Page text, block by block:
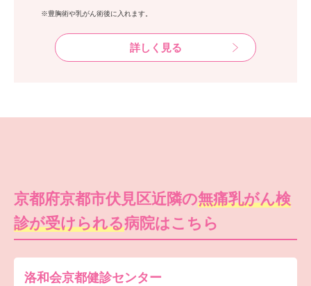
※豊胸術や乳がん術後に入れます。
詳しく見る
京都府京都市伏見区近隣の無痛乳がん検
診が受けられる病院はこちら
洛和会京都健診センター